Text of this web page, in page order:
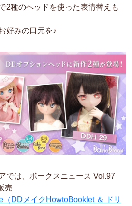
2種のヘッドを使った表情替えも
好みの口元を♪
では、ボークスニュース Vol.97
売
（DDメイクHowtoBooklet ＆ ドリ